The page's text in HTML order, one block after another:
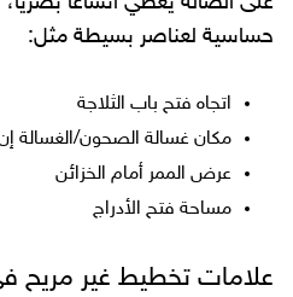
حساسية لعناصر بسيطة مثل:
اتجاه فتح باب الثلاجة
مكان غسالة الصحون/الغسالة
عرض الممر أمام الخزائن
مساحة فتح الأدراج
علامات تخطيط غير مريح